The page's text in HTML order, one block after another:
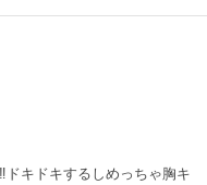
ドキドキするしめっちゃ胸キ